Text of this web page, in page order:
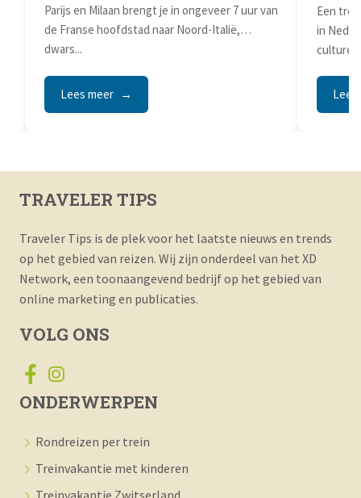
Parijs en Milaan brengt je in ongeveer 7 uur van
de Franse hoofdstad naar Noord-Italië,
dwars...
Lees meer
Een
in
Lees
TRAVELER TIPS
Traveler Tips is de plek voor het laatste nieuws en trends
op het gebied van reizen. Wij zijn onderdeel van het XD
Network, een toonaangevend bedrijf op het gebied van
online marketing en publicaties.
VOLG ONS
ONDERWERPEN
Rondreizen per trein
Treinvakantie met kinderen